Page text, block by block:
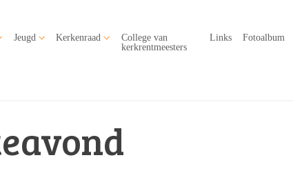
Jeugd Kerkenraad
College van
kerkrentmeesters
Links Fotoalbum